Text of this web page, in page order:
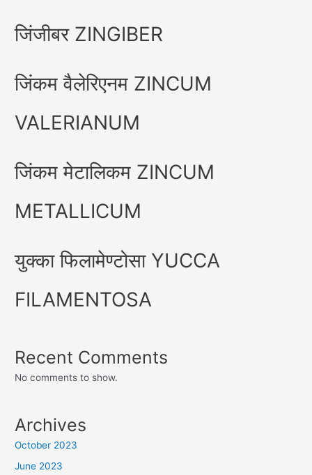
जिंजीबर ZINGIBER
जिंकम वैलेरिएनम ZINCUM
VALERIANUM
जिंकम मेटालिकम ZINCUM
METALLICUM
युक्का फिलामेण्टोसा YUCCA
FILAMENTOSA
Recent Comments
No comments to show.
Archives
October 2023
June 2023